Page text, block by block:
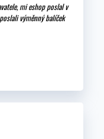
mi eshop poslal v
výměnný balíček